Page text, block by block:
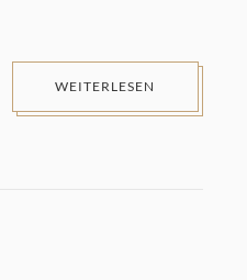
WEITERLESEN